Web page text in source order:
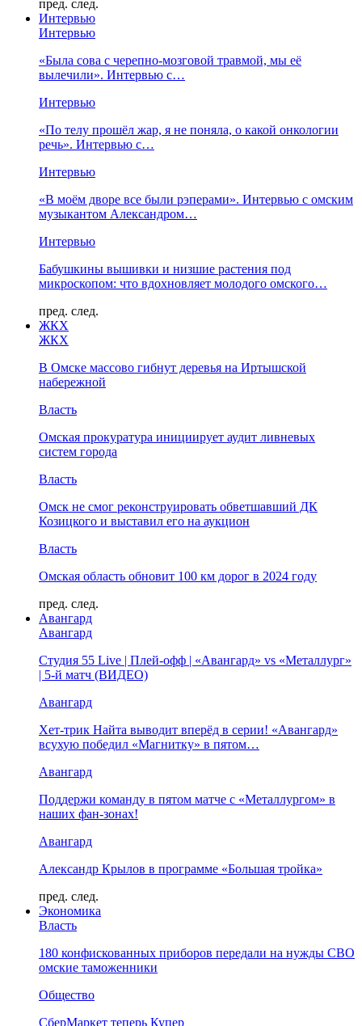
пред. след.
Интервью
Интервью
«Была сова с черепно-мозговой травмой, мы её
вылечили». Интервью с…
Интервью
«По телу прошёл жар, я не поняла, о какой онкологии
речь». Интервью с…
Интервью
«В моём дворе все были рэперами». Интервью с омским
музыкантом Александром…
Интервью
Бабушкины вышивки и низшие растения под
микроскопом: что вдохновляет молодого омского…
пред. след.
ЖКХ
ЖКХ
В Омске массово гибнут деревья на Иртышской
набережной
Власть
Омская прокуратура инициирует аудит ливневых
систем города
Власть
Омск не смог реконструировать обветшавший ДК
Козицкого и выставил его на аукцион
Власть
Омская область обновит 100 км дорог в 2024 году
пред. след.
Авангард
Авангард
Студия 55 Live | Плей-офф | «Авангард» vs «Металлург»
| 5-й матч (ВИДЕО)
Авангард
Хет-трик Найта выводит вперёд в серии! «Авангард»
всухую победил «Магнитку» в пятом…
Авангард
Поддержи команду в пятом матче с «Металлургом» в
наших фан-зонах!
Авангард
Александр Крылов в программе «Большая тройка»
пред. след.
Экономика
Власть
180 конфискованных приборов передали на нужды СВО
омские таможенники
Общество
СберМаркет теперь Купер